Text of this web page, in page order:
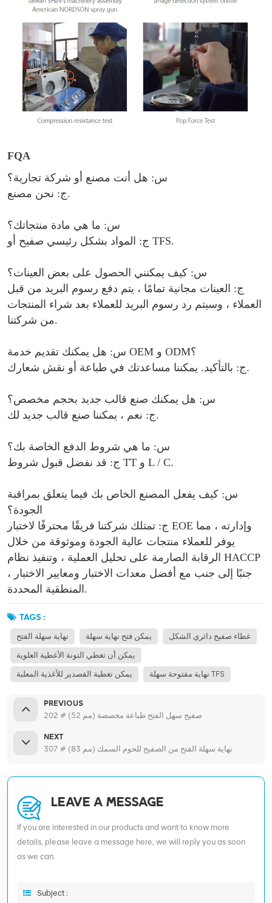
FQA
س: هل أنت مصنع أو شركة تجارية؟
ج: نحن مصنع.
س: ما هي مادة منتجاتك؟
ج: المواد بشكل رئيسي صفيح أو TFS.
س: كيف يمكنني الحصول على بعض العينات؟
ج: العينات مجانية تمامًا ، يتم دفع رسوم البريد من قبل
العملاء ، وسيتم رد رسوم البريد للعملاء بعد شراء المنتجات
من شركتنا.
س: هل يمكنك تقديم خدمة OEM و ODM؟
ج: بالتأكيد. يمكننا مساعدتك في طباعة أو نقش شعارك.
س: هل يمكنك صنع قالب جديد بحجم مخصص؟
ج: نعم ، يمكننا صنع قالب جديد لك.
س: ما هي شروط الدفع الخاصة بك؟
ج: قد نفضل قبول شروط TT و L / C.
س: كيف يفعل المصنع الخاص بك فيما يتعلق بمراقبة
الجودة؟
ج: تمتلك شركتنا فريقًا محترفًا لاختبار EOE وإدارته ، مما
يوفر للعملاء منتجات عالية الجودة وموثوقة من خلال
الرقابة الصارمة على تحليل العملية ، وتنفيذ نظام HACCP
، جنبًا إلى جنب مع أفضل معدات الاختبار ومعايير الاختبار
المنطقية المحددة.
TAGS :
نهاية سهلة الفتح يمكن فتح نهاية سهلة غطاء صفيح دائري الشكل
يمكن أن تغطي التونة الأغطية العلوية
يمكن تغطية القصدير للأغذية المعلبة نهاية مفتوحة سهلة TFS
PREVIOUS
202 # (52 مم) صفيح سهل الفتح طباعة مخصصة
NEXT
307 # (83 مم) نهاية سهلة الفتح من الصفيح للحوم السمك
LEAVE A MESSAGE
If you are interested in our products and want to know more
details, please leave a message here, we will reply you as soon
as we can.
Subject :